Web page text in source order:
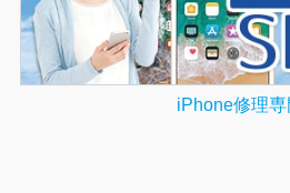
iPhone修理専